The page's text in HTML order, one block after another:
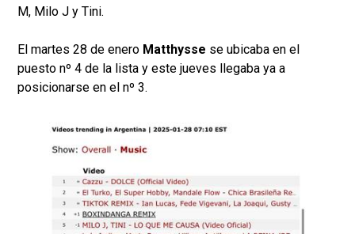
M, Milo J y Tini.
El martes 28 de enero Matthysse se ubicaba en el
puesto nº 4 de la lista y este jueves llegaba ya a
posicionarse en el nº 3.